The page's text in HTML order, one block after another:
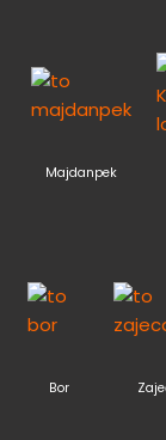
Majdanpek
Bor